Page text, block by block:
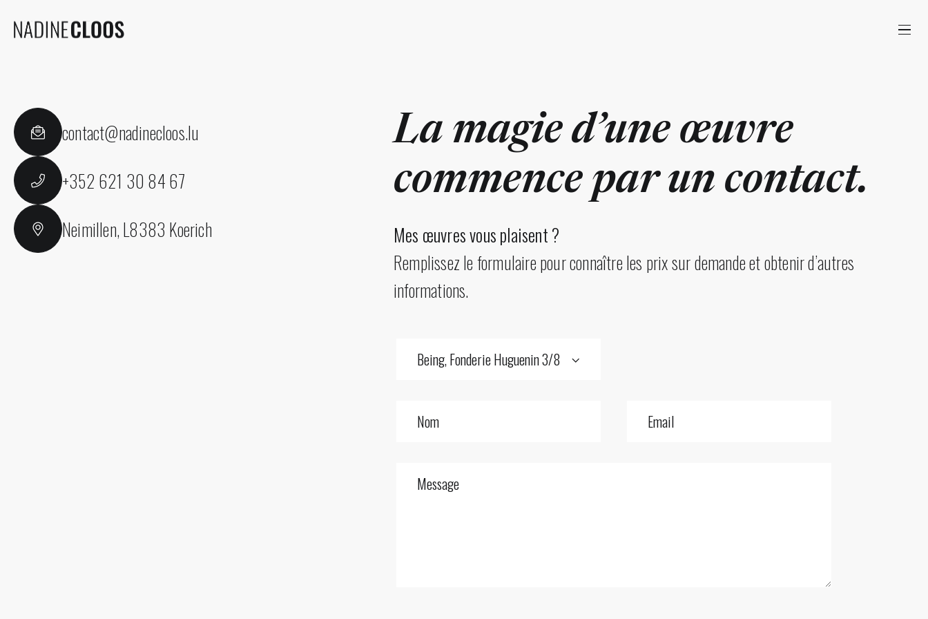
contact@nadinecloos.lu
+352 621 30 84 67
Neimillen, L8383 Koerich
La magie d’une œuvre
commence par un contact.
Mes œuvres vous plaisent ?
Remplissez le formulaire pour connaître les prix sur demande et obtenir d’autres
informations.